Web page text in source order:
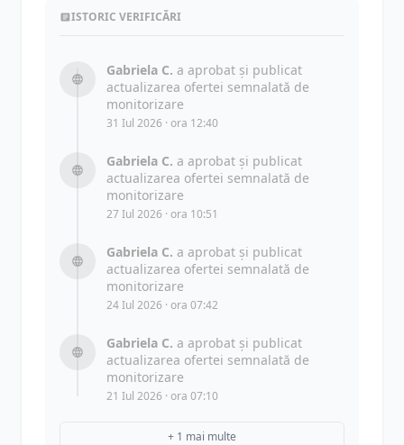
ISTORIC VERIFICĂRI
Gabriela C. a aprobat și publicat
actualizarea ofertei semnalată de
monitorizare
31 Iul 2026 · ora 12:40
Gabriela C. a aprobat și publicat
actualizarea ofertei semnalată de
monitorizare
27 Iul 2026 · ora 10:51
Gabriela C. a aprobat și publicat
actualizarea ofertei semnalată de
monitorizare
24 Iul 2026 · ora 07:42
Gabriela C. a aprobat și publicat
actualizarea ofertei semnalată de
monitorizare
21 Iul 2026 · ora 07:10
+ 1 mai multe